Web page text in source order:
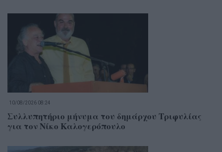
10/08/2026 08:24
Συλλυπητήριο μήνυμα του δημάρχου Τριφυλίας
για τον Νίκο Καλογερόπουλο